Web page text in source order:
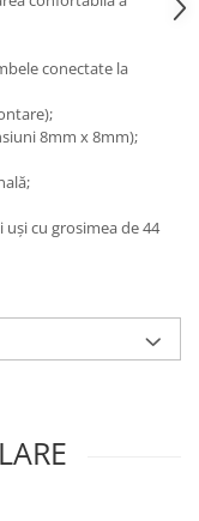
conectate la
8mm x 8mm);
cu grosimea de 44